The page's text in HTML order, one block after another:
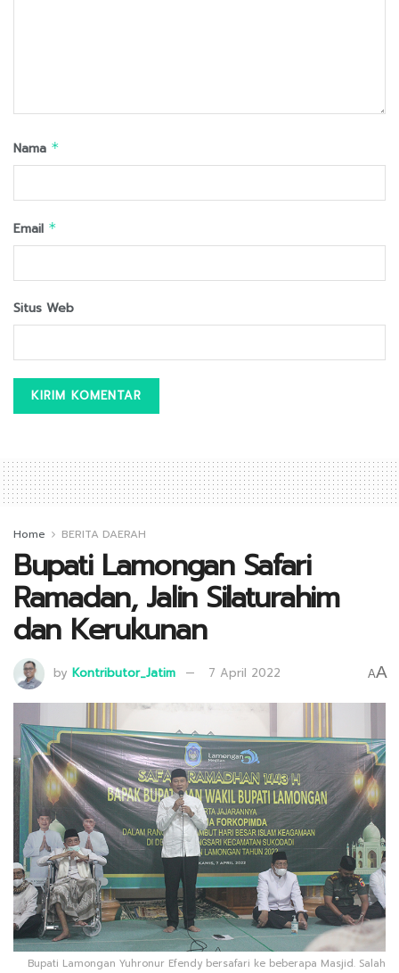
Nama *
Email *
Situs Web
Home BERITA DAERAH
Bupati Lamongan Safari
Ramadan, Jalin Silaturahim
dan Kerukunan
by Kontributor_Jatim 7 April 2022 AA
Bupati Lamongan Yuhronur Efendy bersafari ke beberapa Masjid. Salah